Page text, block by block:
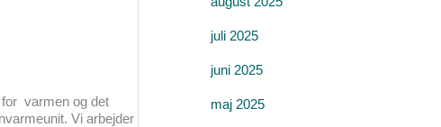
for varmen og det
Vi arbejder
juli 2025
juni 2025
maj 2025